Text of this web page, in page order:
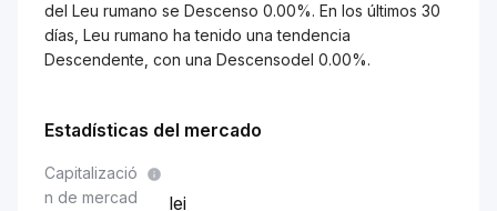
del Leu rumano se Descenso 0.00%. En los últimos 30
días, Leu rumano ha tenido una tendencia
Descendente, con una Descensodel 0.00%.
Estadísticas del mercado
Capitalizació
n de mercad